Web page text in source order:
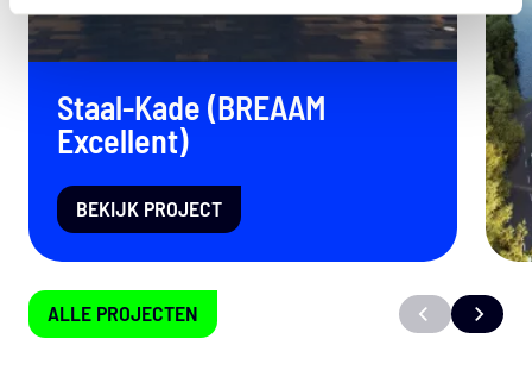
Staal-Kade (BREAAM
Excellent)
BEKIJK PROJECT
ALLE PROJECTEN